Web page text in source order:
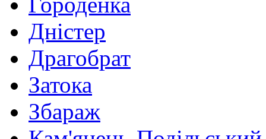
Дністер
Драгобрат
Затока
Збараж